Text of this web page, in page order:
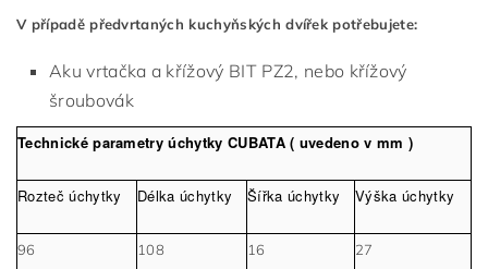
V případě předvrtaných kuchyňských dvířek potřebujete:
Aku vrtačka a křížový BIT PZ2, nebo křížový
šroubovák
Technické parametry úchytky CUBATA ( uvedeno v mm )
Rozteč úchytky Délka úchytky Šířka úchytky Výška úchytky
96 108 16 27